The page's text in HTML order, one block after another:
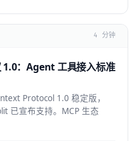
4 分钟
：Agent 工具接入标准
Protocol 1.0 稳定版，
已宣布支持。MCP 生态